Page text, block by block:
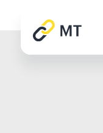
Каталог цепей